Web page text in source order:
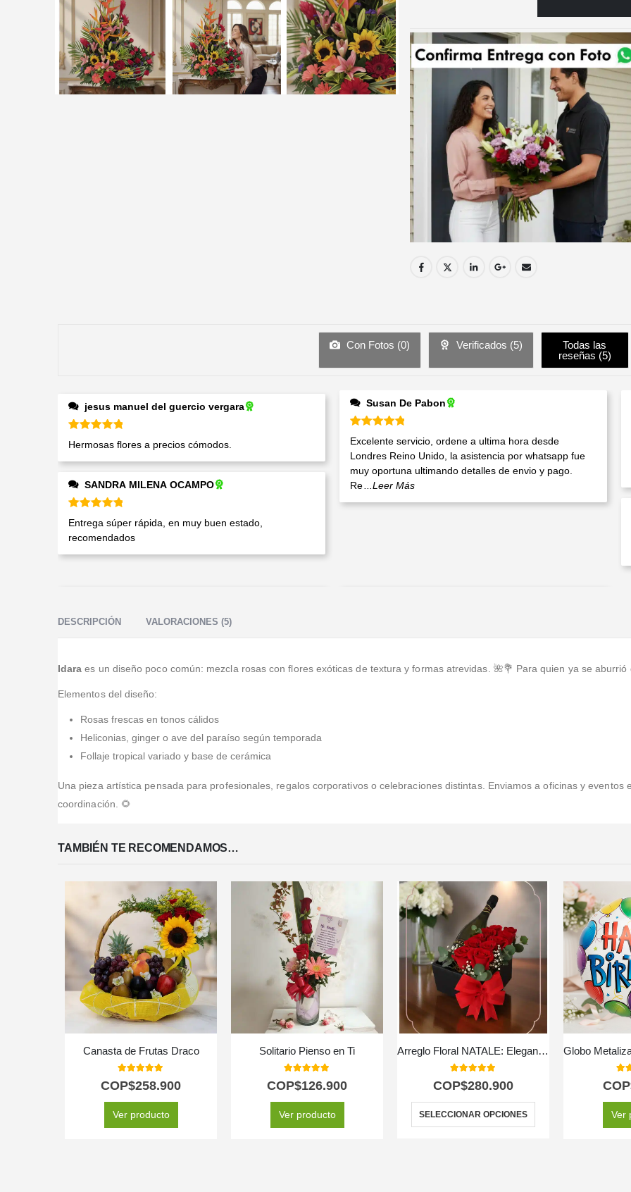
Con Fotos (0) Verificados (5)
Todas las
reseñas (5)
jesus manuel del guercio vergara
Valorado en
Hermosas flores a precios cómodos.
SANDRA MILENA OCAMPO
Valorado en de 5
Entrega súper rápida, en muy buen estado,
recomendados
Susan De Pabon
Valorado en 5 de 5
Excelente servicio, ordene a ultima hora desde
Londres Reino Unido, la asistencia por whatsapp fue
muy oportuna ultimando detalles de envio y pago.
Re...Leer Más
DESCRIPCIÓN VALORACIONES (5)
Idara es un diseño poco común: mezcla rosas con flores exóticas de textura y formas atrevidas. 🌺💐 Para quien ya se
Elementos del diseño:
Rosas frescas en tonos cálidos
Heliconias, ginger o ave del paraíso según temporada
Follaje tropical variado y base de cerámica
Una pieza artística pensada para profesionales, regalos corporativos o celebraciones distintas. Enviamos a oficinas y eventos
coordinación. 🌻
TAMBIÉN TE RECOMENDAMOS…
Canasta de Frutas Draco
5.00
COP$258.900
Ver producto
Solitario Pienso en Ti
5.00
COP$126.900
Ver producto
Arreglo Floral NATALE: Elegante Caja de Rosas y Vino 🍷
5.00
COP$280.900
SELECCIONAR OPCIONES Ver